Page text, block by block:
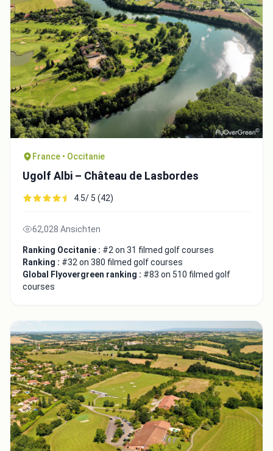
France • Occitanie
Ugolf Albi – Château de Lasbordes
4.5/ 5 (42)
62,028 Ansichten
Ranking Occitanie : #2 on 31 filmed golf courses
Ranking : #32 on 380 filmed golf courses
Global Flyovergreen ranking : #83 on 510 filmed golf
courses